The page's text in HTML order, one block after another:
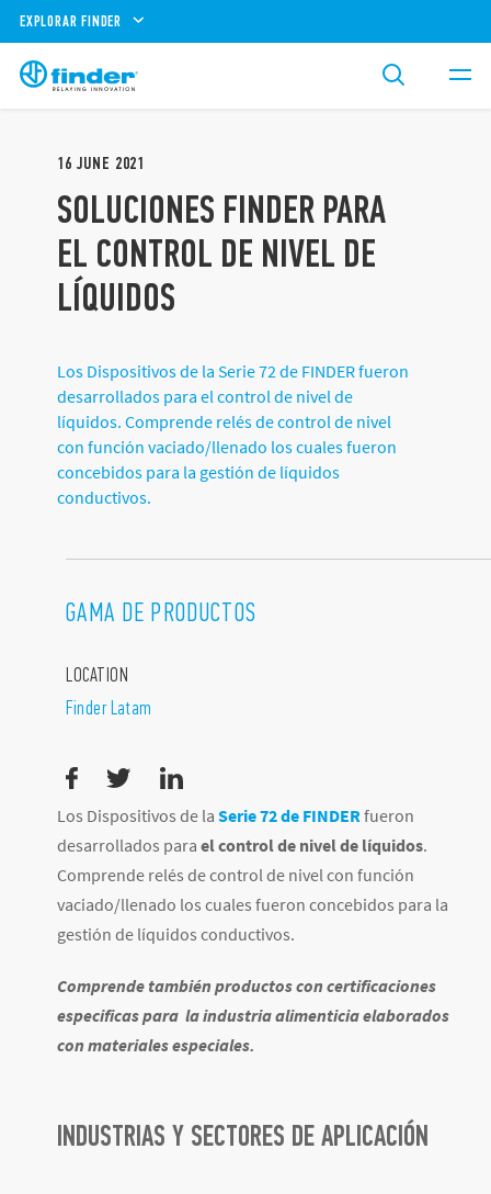
EXPLORAR FINDER
16 JUNE 2021
SOLUCIONES FINDER PARA
EL CONTROL DE NIVEL DE
LÍQUIDOS
Los Dispositivos de la Serie 72 de FINDER fueron
desarrollados para el control de nivel de
líquidos. Comprende relés de control de nivel
con función vaciado/llenado los cuales fueron
concebidos para la gestión de líquidos
conductivos.
GAMA DE PRODUCTOS
LOCATION
Finder Latam
Los Dispositivos de la Serie 72 de FINDERfueron
desarrollados para el control de nivel de líquidos.
Comprende relés de control de nivel con función
vaciado/llenado los cuales fueron concebidos para la
gestión de líquidos conductivos.
Comprende también productos con certificaciones
especificas para la industria alimenticia elaborados
con materiales especiales.
INDUSTRIAS Y SECTORES DE APLICACIÓN